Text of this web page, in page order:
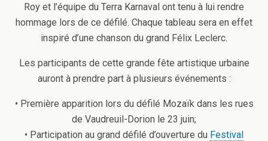
Roy et l’équipe du Terra Karnaval ont tenu à lui rendre
hommage lors de ce défilé. Chaque tableau sera en effet
inspiré d’une chanson du grand Félix Leclerc.
Les participants de cette grande fête artistique urbaine
auront à prendre part à plusieurs événements :
• Première apparition lors du défilé Mozaïk dans les rues
de Vaudreuil-Dorion le 23 juin;
• Participation au grand défilé d’ouverture du Festival